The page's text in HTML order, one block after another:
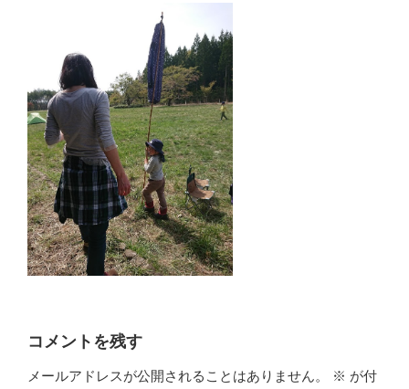
コメントを残す
メールアドレスが公開されることはありません。 ※ が付